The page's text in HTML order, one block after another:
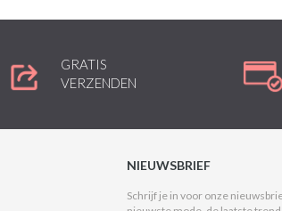
GRATIS
VERZENDEN
NIEUWSBRIEF
Schrijf je in voor onze